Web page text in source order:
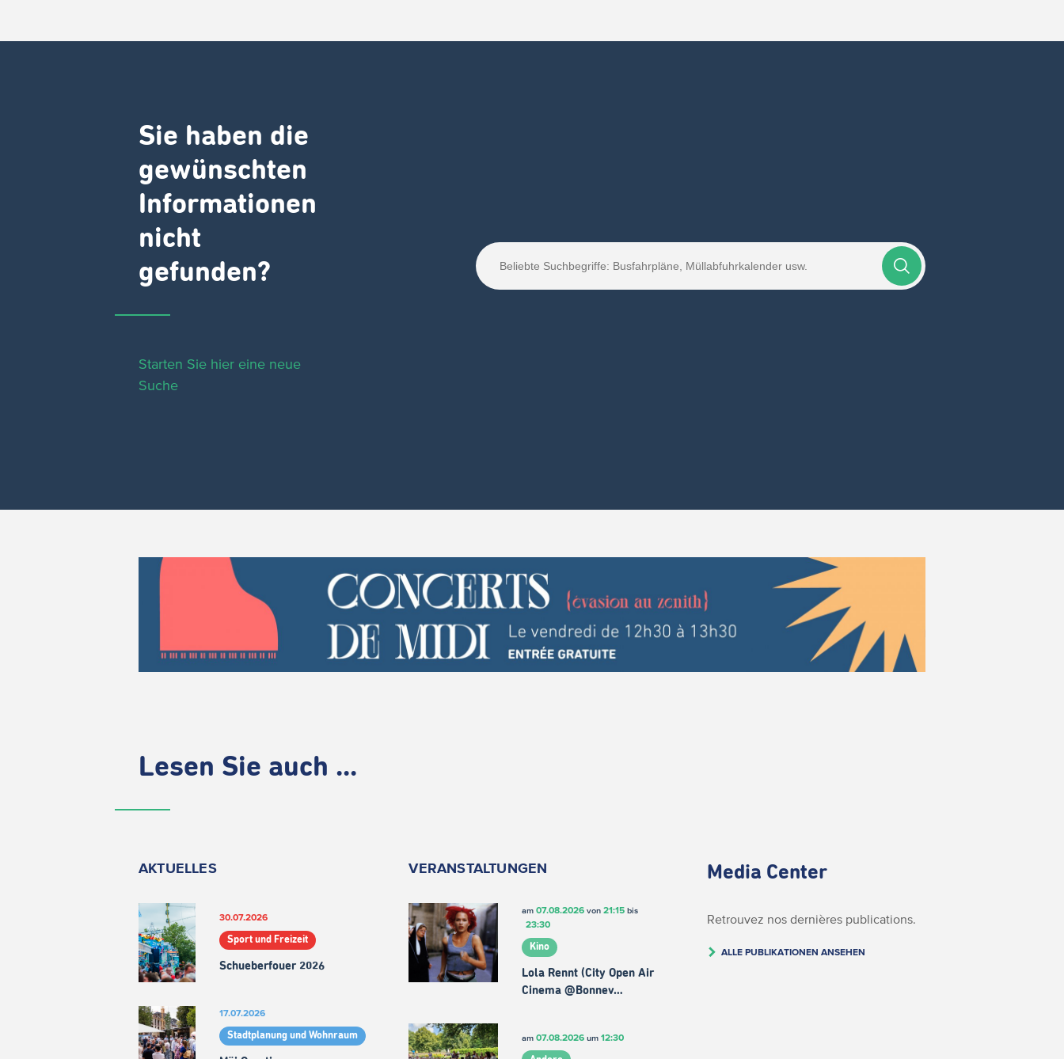
Sie haben die
gewünschten
Informationen
nicht
gefunden?
Starten Sie hier eine neue
Suche
Lesen Sie auch ...
AKTUELLES
30.07.2026
Sport und Freizeit
Schueberfouer 2026
17.07.2026
Stadtplanung und Wohnraum
VERANSTALTUNGEN
am 07.08.2026von 21:15bis
23:30
Kino
Lola Rennt (City Open Air
Cinema @Bonnev…
am 07.08.2026um 12:30
Media Center
Retrouvez nos dernières publications.
ALLE PUBLIKATIONEN ANSEHEN